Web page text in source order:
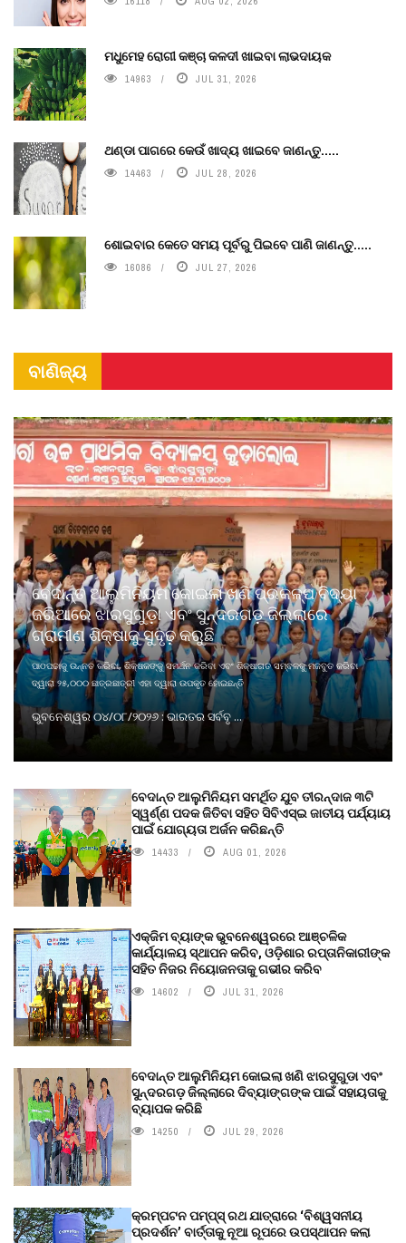
ମଧୁମେହ ରୋଗୀ କଞ୍ଚା କଳଦୀ ଖାଇବା ଲାଭଦାୟକ
14963 JUL 31, 2026
ଥଣ୍ଡା ପାଗରେ କେଉଁ ଖାଦ୍ୟ ଖାଇବେ ଜାଣନ୍ତୁ.....
14463 JUL 28, 2026
ଶୋଇବାର କେତେ ସମୟ ପୂର୍ବରୁ ପିଇବେ ପାଣି ଜାଣନ୍ତୁ.....
16086 JUL 27, 2026
ବାଣିଜ୍ୟ
ବେଦାନ୍ତ ଆଲୁମିନିୟମ କୋଇଲା ଖଣି ପ୍ରକଳ୍ପ ବିଦ୍ୟା
ଜରିଆରେ ଝାରସୁଗୁଡ଼ା ଏବଂ ସୁନ୍ଦରଗଡ଼ ଜିଲ୍ଲାରେ
ଗ୍ରାମୀଣ ଶିକ୍ଷାକୁ ସୁଦୃଢ଼ କରୁଛି
ପାଠପଢାକୁ ଉନ୍ନତ କରିବା, ଶିକ୍ଷକଙ୍କୁ ସମର୍ଥନ କରିବା ଏବଂ ଶିକ୍ଷାଗତ ସମ୍ବଳକୁ ମଜବୁତ କରିବା
ଦ୍ୱାରା ୨୫,୦୦୦ ଛାତ୍ରଛାତ୍ରୀ ଏହା ଦ୍ୱାରା ଉପକୃତ ହୋଇଛନ୍ତି
ଭୁବନେଶ୍ୱର ୦୪/୦୮/୨୦୨୬ : ଭାରତର ସର୍ବବୃ ...
ବେଦାନ୍ତ ଆଲୁମିନିୟମ ସମର୍ଥିତ ଯୁବ ତୀରନ୍ଦାଜ ୩ଟି
ସ୍ୱର୍ଣ୍ଣ ପଦକ ଜିତିବା ସହିତ ସିବିଏସ୍ଇ ଜାତୀୟ ପର୍ଯ୍ୟାୟ
ପାଇଁ ଯୋଗ୍ୟତା ଅର୍ଜନ କରିଛନ୍ତି
14433 AUG 01, 2026
ଏକ୍ଜିମ ବ୍ୟାଙ୍କ ଭୁବନେଶ୍ୱରରେ ଆଞ୍ଚଳିକ
କାର୍ଯ୍ୟାଳୟ ସ୍ଥାପନ କରିବ, ଓଡ଼ିଶାର ରପ୍ତାନିକାରୀଙ୍କ
ସହିତ ନିଜର ନିୟୋଜନତାକୁ ଗଭୀର କରିବ
14602 JUL 31, 2026
ବେଦାନ୍ତ ଆଲୁମିନିୟମ କୋଇଲା ଖଣି ଝାରସୁଗୁଡା ଏବଂ
ସୁନ୍ଦରଗଡ଼ ଜିଲ୍ଲାରେ ଦିବ୍ୟାଙ୍ଗଙ୍କ ପାଇଁ ସହାୟତାକୁ
ବ୍ୟାପକ କରିଛି
14250 JUL 29, 2026
କ୍ରମ୍ପଟନ ପମ୍ପ୍‌ସ୍‌ ରଥ ଯାତ୍ରାରେ ‘ବିଶ୍ୱସନୀୟ
ପ୍ରଦର୍ଶନ’ ବାର୍ତ୍ତାକୁ ନୂଆ ରୂପରେ ଉପସ୍ଥାପନ କଲା